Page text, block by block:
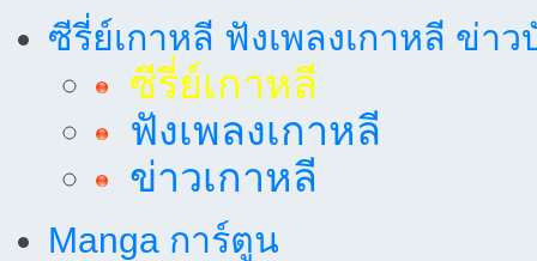
ซีรี่ย์เกาหลี ฟังเพลงเกาหลี ข่าว
ซีรี่ย์เกาหลี
ฟังเพลงเกาหลี
ข่าวเกาหลี
Manga การ์ตูน